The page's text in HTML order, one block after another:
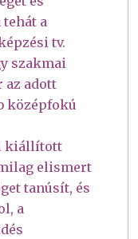
a
tv.
szakmai
az adott
középfokú
kiállított
elismert
tanúsít, és
a